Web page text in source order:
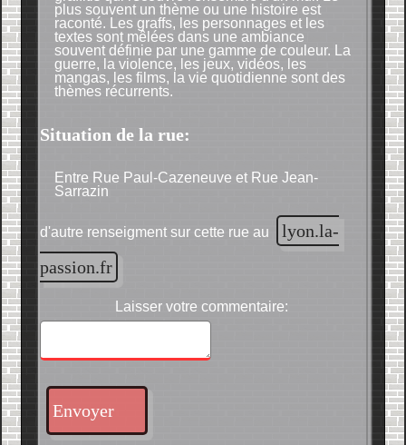
plus souvent un thème ou une histoire est
raconté. Les graffs, les personnages et les
textes sont mêlées dans une ambiance
souvent définie par une gamme de couleur. La
guerre, la violence, les jeux, vidéos, les
mangas, les films, la vie quotidienne sont des
thèmes récurrents.
Situation de la rue:
Entre Rue Paul-Cazeneuve et Rue Jean-
Sarrazin
d'autre renseigment sur cette rue au
lyon.la-
passion.fr
Laisser votre commentaire:
Envoyer